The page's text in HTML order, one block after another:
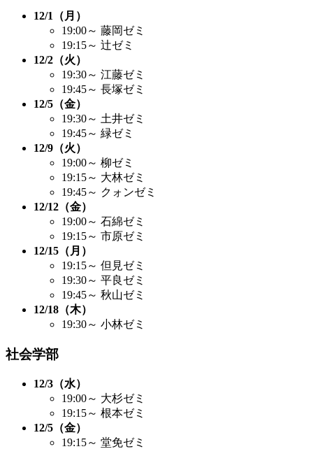
12/1（月）
19:00～ 藤岡ゼミ
19:15～ 辻ゼミ
12/2（火）
19:30～ 江藤ゼミ
19:45～ 長塚ゼミ
12/5（金）
19:30～ 土井ゼミ
19:45～ 緑ゼミ
12/9（火）
19:00～ 柳ゼミ
19:15～ 大林ゼミ
19:45～ クォンゼミ
12/12（金）
19:00～ 石綿ゼミ
19:15～ 市原ゼミ
12/15（月）
19:15～ 但見ゼミ
19:30～ 平良ゼミ
19:45～ 秋山ゼミ
12/18（木）
19:30～ 小林ゼミ
社会学部
12/3（水）
19:00～ 大杉ゼミ
19:15～ 根本ゼミ
12/5（金）
19:15～ 堂免ゼミ